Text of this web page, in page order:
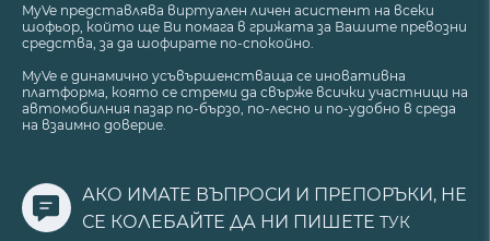
MyVe представлява виртуален личен асистент на всеки
шофьор, който ще Ви помага в грижата за Вашите превозни
средства, за да шофирате по-спокойно.
MyVe е динамично усъвършенстваща се иновативна
платформа, която се стреми да свърже всички участници на
автомобилния пазар по-бързо, по-лесно и по-удобно в среда
на взаимно доверие.
АКО ИМАТЕ ВЪПРОСИ И ПРЕПОРЪКИ, НЕ
СЕ КОЛЕБАЙТЕ ДА НИ ПИШЕТЕ ТУК